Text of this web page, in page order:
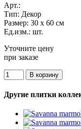
Арт.:
Тип: Декор
Размер: 30 x 60 см
Ед.изм.: шт.
Уточните цену
при заказе
Другие плитки